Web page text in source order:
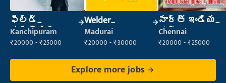
ఫీల్డ్
మార్కెటింగ్
ఎగ్జిక్యూటివ్
Kanchipuram
₹20000 - ₹25000
Welder
(Fabrication)
Madurai
₹20000 - ₹30000
నార్త్ ఇండియన్
కుక్
Chennai
₹20000 - ₹25000
Explore more jobs